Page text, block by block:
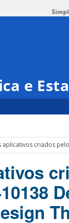
e
aplicativos criados